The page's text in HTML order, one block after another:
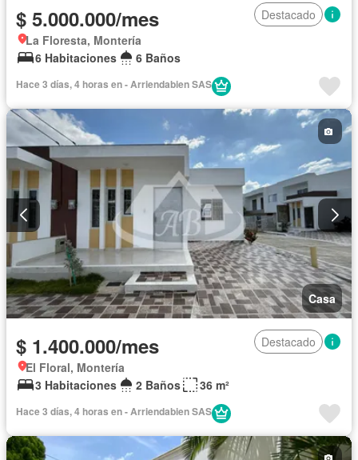
$ 5.000.000/mes
Destacado
La Floresta, Montería
6 Habitaciones
6 Baños
Hace 3 días, 4 horas en - Arriendabien SAS
Casa
$ 1.400.000/mes
Destacado
El Floral, Montería
3 Habitaciones
2 Baños 36 m²
Hace 3 días, 4 horas en - Arriendabien SAS